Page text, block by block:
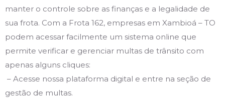
manter o controle sobre as finanças e a legalidade de
sua frota. Com a Frota 162, empresas em Xambioá – TO
podem acessar facilmente um sistema online que
permite verificar e gerenciar multas de trânsito com
apenas alguns cliques:
– Acesse nossa plataforma digital e entre na seção de
gestão de multas.